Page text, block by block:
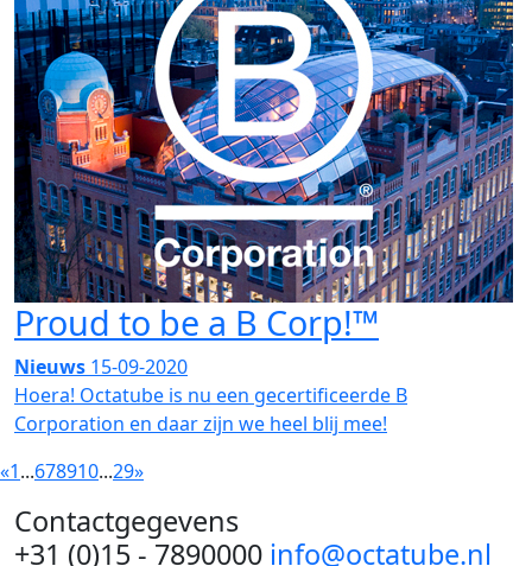
Proud to be a B Corp!™
Nieuws 15-09-2020
Hoera! Octatube is nu een gecertificeerde B
Corporation en daar zijn we heel blij mee!
«1...678910...29»
Contactgegevens
+31 (0)15 - 7890000 info@octatube.nl